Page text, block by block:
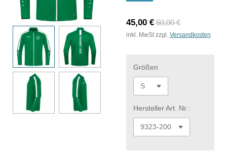
45,00 € 60,00 €
inkl. MwSt zzgl. Versandkosten
Größen
Hersteller Art. Nr.: